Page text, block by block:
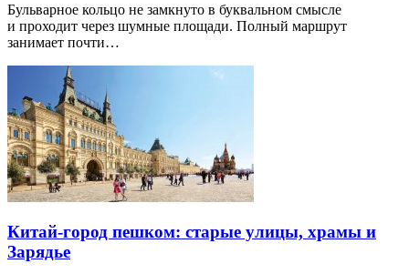
Бульварное кольцо не замкнуто в буквальном смысле
и проходит через шумные площади. Полный маршрут
занимает почти…
Китай-город пешком: старые улицы, храмы и
Зарядье